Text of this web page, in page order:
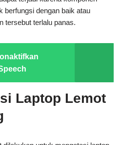
berfungsi dengan baik atau
tersebut terlalu panas.
Laptop Lemot